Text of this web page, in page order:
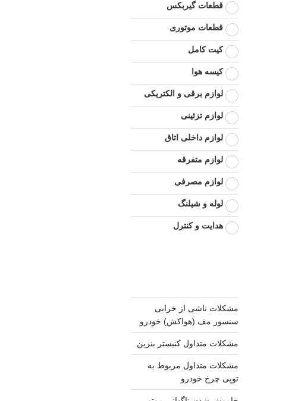
قطعات گیربکس
قطعات موتوری
کیت کامل
کیسه هوا
لوازم برقی و الکتریکی
لوازم تزئینی
لوازم داخلی اتاق
لوازم متفرقه
لوازم مصرفی
لوله و شیلنگ
هدایت و کنترل
مشکلات ناشی از خرابی
سنسور مف (هواکش) خودرو
مشکلات متداول کنیستر بنزین
مشکلات متداول مربوط به
توپی چرخ خودرو